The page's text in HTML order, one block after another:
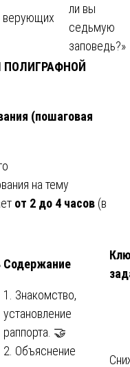
верующих
ли вы
седьмую
заповедь?»
ПОЛИГРАФНОЙ
(пошаговая
на тему
от 2 до 4 часов (в
Содержание
1. Знакомство,
установление
раппорта. 🤝
2. Объяснение